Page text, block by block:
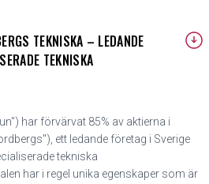
TEKNISKA – LEDANDE
TEKNISKA
har förvärvat 85% av aktierna i
ett ledande företag i Sverige
tekniska
har i regel unika egenskaper som är